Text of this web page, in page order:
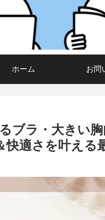
ホーム お問
ブラ・大きい
適さを叶える